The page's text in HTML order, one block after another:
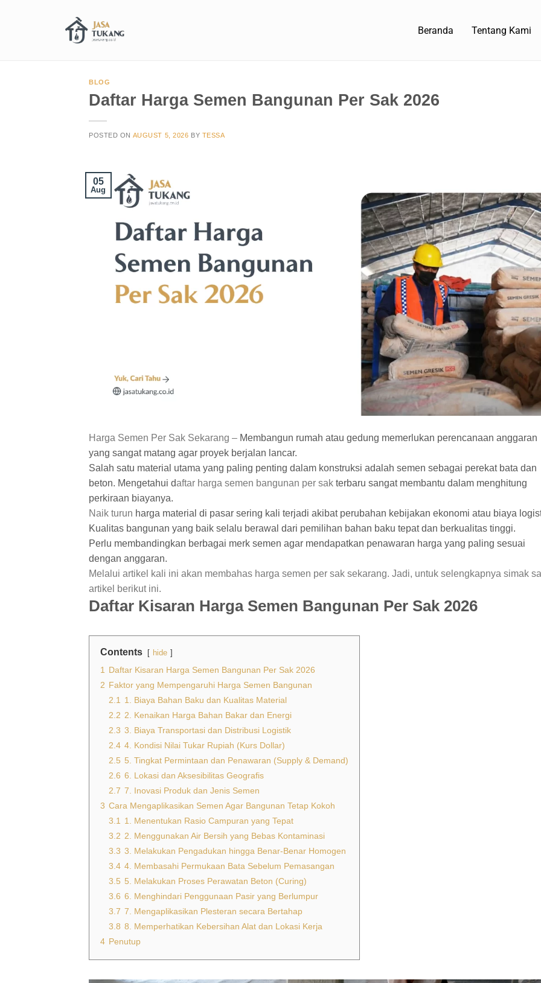
Beranda Tentang Kami
BLOG
Daftar Harga Semen Bangunan Per Sak 2026
POSTED ON AUGUST 5, 2026 BY TESSA
05
Aug
Harga Semen Per Sak Sekarang – Membangun rumah atau gedung memerlukan perencanaan anggaran
yang sangat matang agar proyek berjalan lancar.
Salah satu material utama yang paling penting dalam konstruksi adalah semen sebagai perekat bata dan
beton. Mengetahui daftar harga semen bangunan per sak terbaru sangat membantu dalam menghitung
perkiraan biayanya.
Naik turun harga material di pasar sering kali terjadi akibat perubahan kebijakan ekonomi atau biaya
Kualitas bangunan yang baik selalu berawal dari pemilihan bahan baku tepat dan berkualitas tinggi.
Perlu membandingkan berbagai merk semen agar mendapatkan penawaran harga yang paling sesuai
dengan anggaran.
Melalui artikel kali ini akan membahas harga semen per sak sekarang. Jadi, untuk selengkapnya simak
artikel berikut ini.
Daftar Kisaran Harga Semen Bangunan Per Sak 2026
Contents hide
1
Daftar Kisaran Harga Semen Bangunan Per Sak 2026
2 Faktor yang Mempengaruhi Harga Semen Bangunan
2.1
1. Biaya Bahan Baku dan Kualitas Material
2.2 2. Kenaikan Harga Bahan Bakar dan Energi
2.3 3. Biaya Transportasi dan Distribusi Logistik
2.4 4. Kondisi Nilai Tukar Rupiah (Kurs Dollar)
2.5 5. Tingkat Permintaan dan Penawaran (Supply & Demand)
2.6 6. Lokasi dan Aksesibilitas Geografis
2.7 7. Inovasi Produk dan Jenis Semen
3 Cara Mengaplikasikan Semen Agar Bangunan Tetap Kokoh
3.1
1. Menentukan Rasio Campuran yang Tepat
3.2 2. Menggunakan Air Bersih yang Bebas Kontaminasi
3.3 3. Melakukan Pengadukan hingga Benar-Benar Homogen
3.4 4. Membasahi Permukaan Bata Sebelum Pemasangan
3.5 5. Melakukan Proses Perawatan Beton (Curing)
3.6 6. Menghindari Penggunaan Pasir yang Berlumpur
3.7 7. Mengaplikasikan Plesteran secara Bertahap
3.8 8. Memperhatikan Kebersihan Alat dan Lokasi Kerja
4 Penutup